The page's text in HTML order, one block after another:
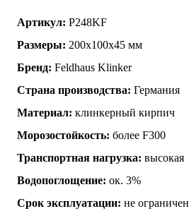
Артикул: P248KF
Размеры: 200x100x45 мм
Бренд: Feldhaus Klinker
Страна производства: Германия
Материал: клинкерный кирпич
Морозостойкость: более F300
Транспортная нагрузка: высокая
Водопоглощение: ок. 3%
Срок эксплуатации: не ограничен